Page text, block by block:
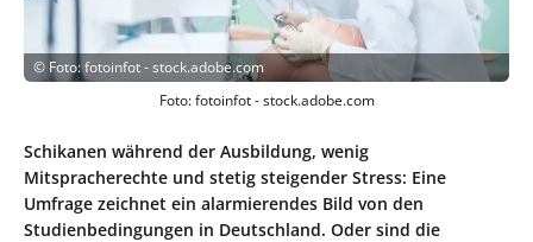
© Foto: fotoinfot - stock.adobe.com
Foto: fotoinfot - stock.adobe.com
Schikanen während der Ausbildung, wenig
Mitspracherechte und stetig steigender Stress: Eine
Umfrage zeichnet ein alarmierendes Bild von den
Studienbedingungen in Deutschland. Oder sind die